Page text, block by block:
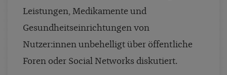
Leistungen, Medikamente und
Gesundheitseinrichtungen von
Nutzer:innen unbehelligt über öffentliche
Foren oder Social Networks diskutiert.